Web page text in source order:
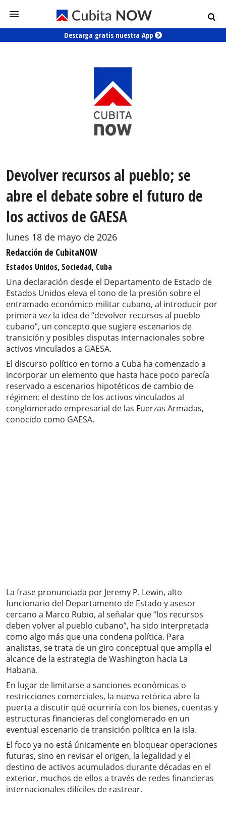
Descarga gratis nuestra App
Devolver recursos al pueblo; se
abre el debate sobre el futuro de
los activos de GAESA
lunes 18 de mayo de 2026
Redacción de CubitaNOW
Estados Unidos, Sociedad, Cuba
Una declaración desde el Departamento de Estado de
Estados Unidos eleva el tono de la presión sobre el
entramado económico militar cubano, al introducir por
primera vez la idea de “devolver recursos al pueblo
cubano”, un concepto que sugiere escenarios de
transición y posibles disputas internacionales sobre
activos vinculados a GAESA.
El discurso político en torno a Cuba ha comenzado a
incorporar un elemento que hasta hace poco parecía
reservado a escenarios hipotéticos de cambio de
régimen: el destino de los activos vinculados al
conglomerado empresarial de las Fuerzas Armadas,
conocido como GAESA.
La frase pronunciada por Jeremy P. Lewin, alto
funcionario del Departamento de Estado y asesor
cercano a Marco Rubio, al señalar que “los recursos
deben volver al pueblo cubano”, ha sido interpretada
como algo más que una condena política. Para
analistas, se trata de un giro conceptual que amplía el
alcance de la estrategia de Washington hacia La
Habana.
En lugar de limitarse a sanciones económicas o
restricciones comerciales, la nueva retórica abre la
puerta a discutir qué ocurriría con los bienes, cuentas y
estructuras financieras del conglomerado en un
eventual escenario de transición política en la isla.
El foco ya no está únicamente en bloquear operaciones
futuras, sino en revisar el origen, la legalidad y el
destino de activos acumulados durante décadas en el
exterior, muchos de ellos a través de redes financieras
internacionales difíciles de rastrear.